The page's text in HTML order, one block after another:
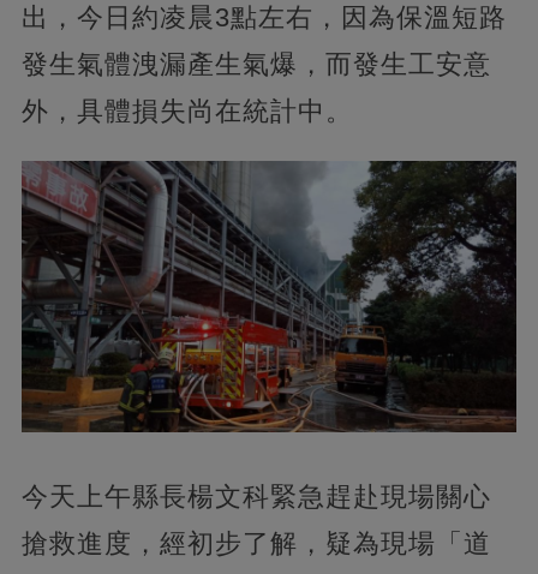
出，今日約凌晨3點左右，因為保溫短路
發生氣體洩漏產生氣爆，而發生工安意
外，具體損失尚在統計中。
今天上午縣長楊文科緊急趕赴現場關心
搶救進度，經初步了解，疑為現場「道